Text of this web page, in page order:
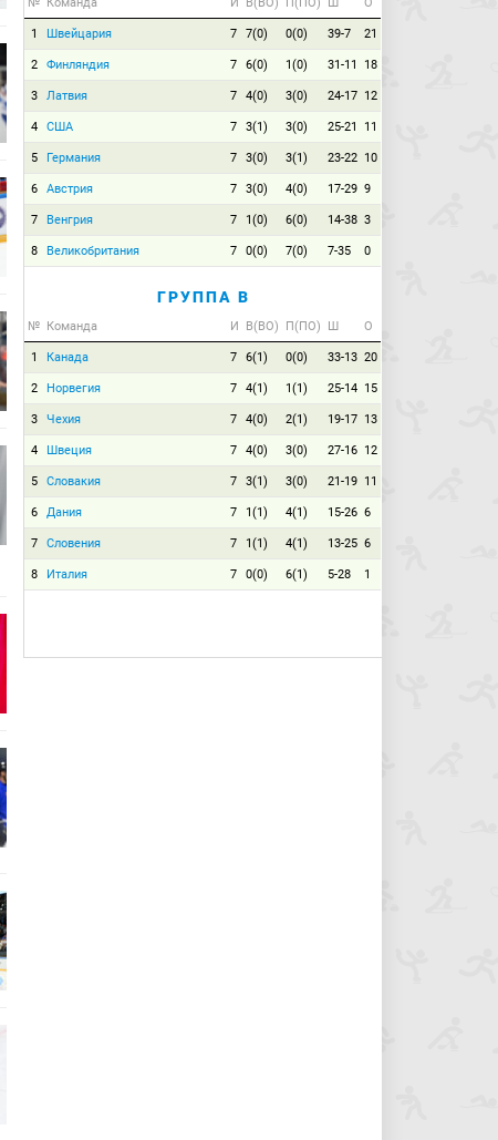
1 Швейцария 7 7(0) 0(0) 39-7 21
2 Финляндия 7 6(0) 1(0) 31-11 18
3 Латвия 7 4(0) 3(0) 24-17 12
4 США 7 3(1) 3(0) 25-21 11
5 Германия 7 3(0) 3(1) 23-22 10
6 Австрия 7 3(0) 4(0) 17-29 9
7 Венгрия 7 1(0) 6(0) 14-38 3
8 Великобритания 7 0(0) 7(0) 7-35 0
ГРУППА B
№ Команда И В(ВО) П(ПО) Ш О
1 Канада 7 6(1) 0(0) 33-13 20
2 Норвегия 7 4(1) 1(1) 25-14 15
3 Чехия 7 4(0) 2(1) 19-17 13
4 Швеция 7 4(0) 3(0) 27-16 12
5 Словакия 7 3(1) 3(0) 21-19 11
6 Дания 7 1(1) 4(1) 15-26 6
7 Словения 7 1(1) 4(1) 13-25 6
8 Италия 7 0(0) 6(1) 5-28 1